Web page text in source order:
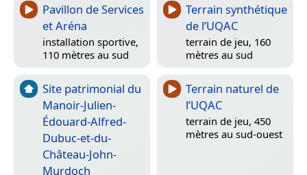
Pavillon de Services
et Aréna
installation sportive,
110 mètres au sud
Terrain synthétique
de l’UQAC
terrain de jeu, 160
mètres au sud
Site patrimonial du
Manoir-Julien-
Édouard-Alfred-
Dubuc-et-du-
Château-John-
Murdoch
Terrain naturel de
l’UQAC
terrain de jeu, 450
mètres au sud-ouest